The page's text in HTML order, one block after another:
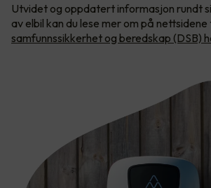
Utvidet og oppdatert informasjon rundt
av elbil kan du lese mer om på nettsidene
samfunnssikkerhet og beredskap (DSB)